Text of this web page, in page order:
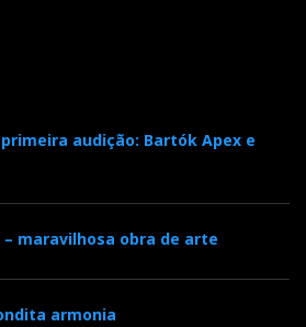
audição: Bartók Apex e
– maravilhosa obra de arte
armonia